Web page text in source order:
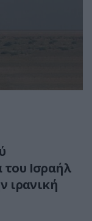
Ισραήλ
ιρανική